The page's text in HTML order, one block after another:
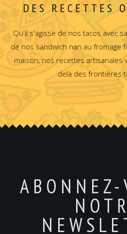
DES RECETTES
Qu'il s'agisse de nos tacos avec
de nos sandwich nan au fromage
maison, nos recettes artisanales
delà des frontières
ABONNEZ-